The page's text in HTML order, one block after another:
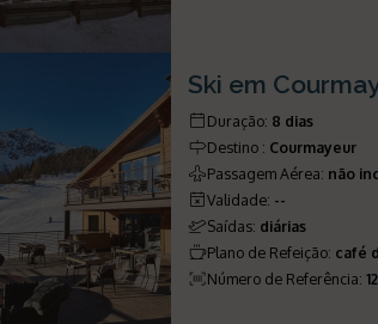
Ski em
Duração: 8 dias
Destino : Courmayeur
Passagem Aérea: não
Validade: --
Saídas: diárias
Plano de Refeição: café
Número de Referência: